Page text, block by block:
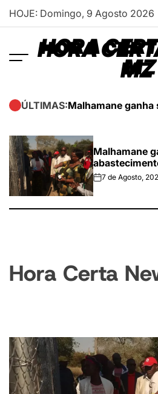
Skip
HOJE: Domingo, 9 Agosto 2026
HORA
MZ
ÚLTIMAS:Malhamane
Malhamane
on7 de Agosto,
Hora Certa